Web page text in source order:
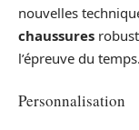
nouvelles
chaussures
l’épreuve du temps.
Personnalisation